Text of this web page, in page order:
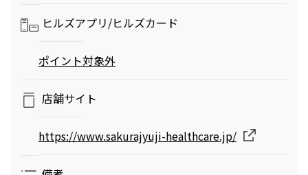
映画クレヨンしんちゃん
ション
2026年7月31日（金） 公開
ヒルズアプリ/ヒルズカード
ポイント対象外
店舗サイト
https://www.sakurajyuji-healthcare.jp/